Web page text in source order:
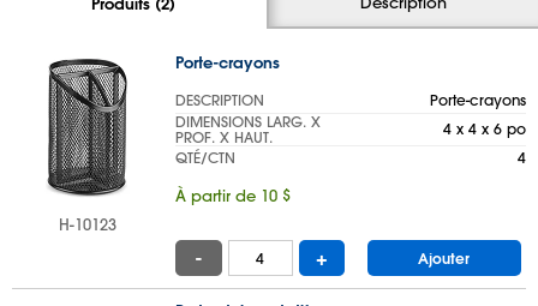
H-10123
Porte-crayons
DESCRIPTION
Porte-crayons
DIMENSIONS LARG. X
PROF. X HAUT.
4 x 4 x 6 po
QTÉ/CTN
4
À partir de 10 $
- + Ajouter